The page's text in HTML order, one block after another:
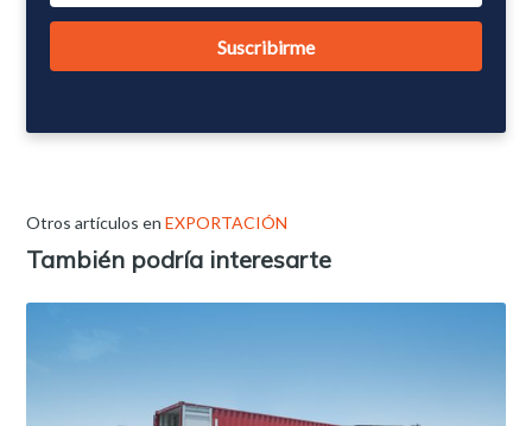
Otros artículos enEXPORTACIÓN
También podría interesarte